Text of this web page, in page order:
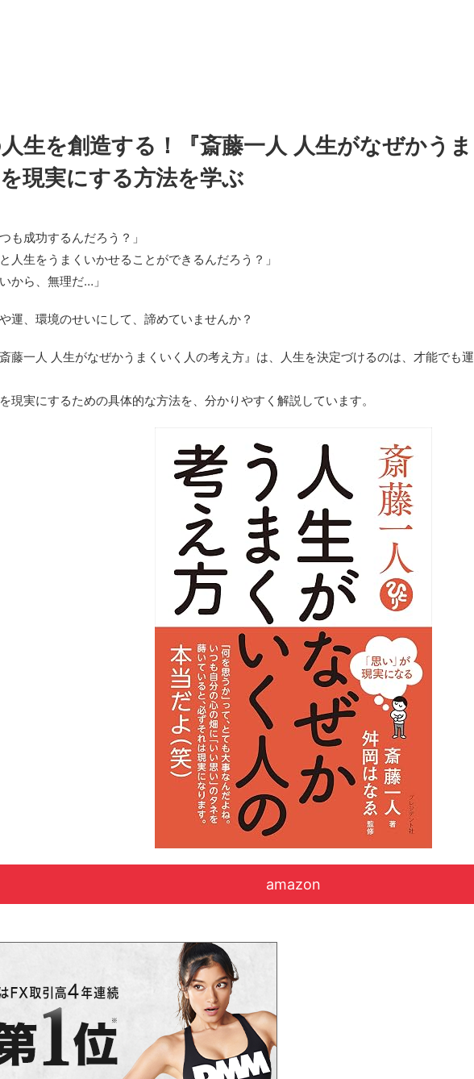
生を創造する！『斎藤一人 人生がなぜかう
現実にする方法を学ぶ
も成功するんだろう？」
人生をうまくいかせることができるんだろう？」
から、無理だ…」
運、環境のせいにして、諦めていませんか？
藤一人 人生がなぜかうまくいく人の考え方』は、人生を決定づけるのは、才能でも
現実にするための具体的な方法を、分かりやすく解説しています。
amazon